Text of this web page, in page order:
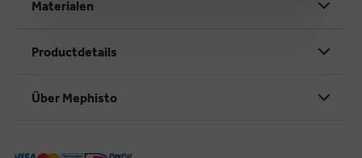
Materialen
Productdetails
Über Mephisto